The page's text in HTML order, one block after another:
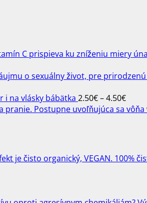
i na vlásky bábätka 2.50€–4.50€Price